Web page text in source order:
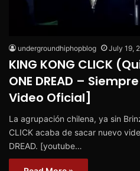
undergroundhiphopblog July 19,
KING KONG CLICK
ONE DREAD –
Video Oficial]
La agrupación chilena, ya sin
CLICK acaba de sacar nuevo
DREAD. [youtube…